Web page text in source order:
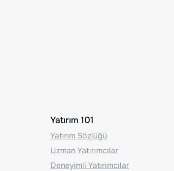
Yatırım 101
Yatırım Sözlüğü
Uzman Yatırımcılar
Deneyimli Yatırımcılar